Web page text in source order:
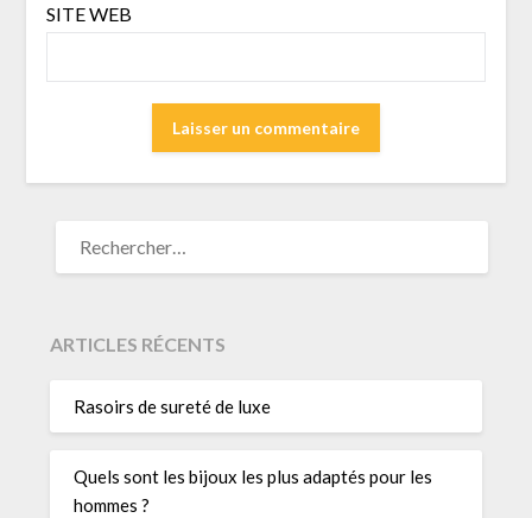
SITE WEB
ARTICLES RÉCENTS
Rasoirs de sureté de luxe
Quels sont les bijoux les plus adaptés pour les
hommes ?